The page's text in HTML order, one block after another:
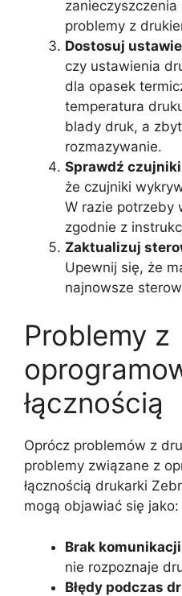
problemy z
Dostosuj
czy ustawienia
dla opasek
temperatura
blady druk, a
rozmazywanie.
Sprawdź
że czujniki
W razie potrzeby
zgodnie z
Zaktualizuj
Upewnij się, że
najnowsze
Problemy z
łącznością
Oprócz problemów z
problemy związane z
łącznością drukarki
mogą objawiać się jako:
Brak
nie rozpoznaje
Błędy podczas